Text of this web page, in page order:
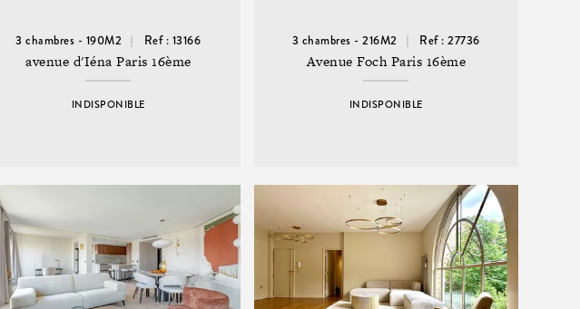
3 chambres - 190M2 Ref : 13166
avenue d'Iéna Paris 16ème
INDISPONIBLE
3 chambres - 216M2 Ref : 27736
Avenue Foch Paris 16ème
INDISPONIBLE